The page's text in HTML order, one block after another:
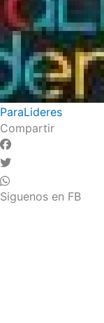
ParaLideres
Compartir
Siguenos en FB